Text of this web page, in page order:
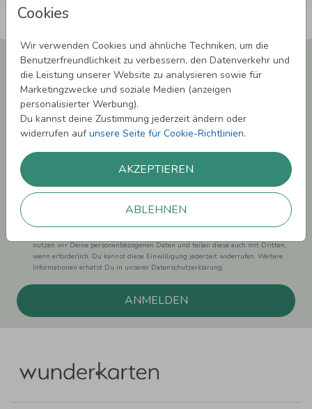
Cookies
Wir verwenden Cookies und ähnliche Techniken, um die
Benutzerfreundlichkeit zu verbessern, den Datenverkehr und
die Leistung unserer Website zu analysieren sowie für
Marketingzwecke und soziale Medien (anzeigen
personalisierter Werbung).
Du kannst deine Zustimmung jederzeit ändern oder
widerrufen aufunsere Seite für Cookie-Richtlinien.
AKZEPTIEREN
ABLEHNEN
Newsletter abonnieren und 5,00 € Rabatt**
sichern!
Melde Dich zu unserem Newsletter an und bleibe auf dem
Laufenden.
Einwilligung zur Datennutzung für Marketingzwecke: Hiermit willigst Du ein,
können. Dies umfasst den Versand unseres Newsletters. Zudem können wir Dir
nutzen wir Deine personenbezogenen Daten und teilen diese auch mit Dritten,
wenn erforderlich. Du kannst diese Einwilligung jederzeit widerrufen. Weitere
Informationen erhätst Du in unserer Datenschutzerklärung.
ANMELDEN